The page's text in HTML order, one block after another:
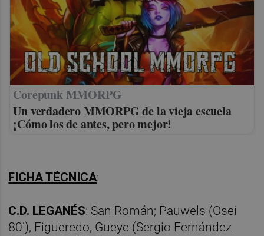
Corepunk MMORPG
Un verdadero MMORPG de la vieja escuela
¡Cómo los de antes, pero mejor!
FICHA TÉCNICA:
C.D. LEGANÉS: San Román; Pauwels (Osei
80’), Figueredo, Gueye (Sergio Fernández